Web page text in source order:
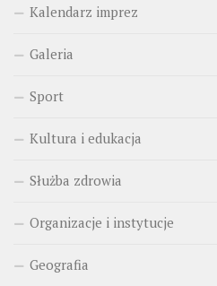
Kalendarz imprez
Galeria
Sport
Kultura i edukacja
Służba zdrowia
Organizacje i instytucje
Geografia